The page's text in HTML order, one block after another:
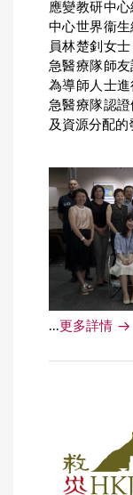
應變教研中
中心世界衞
員林楚釗女
急醫療隊師
為導師人士
急醫療隊認
及資源分配的
...更多詳情